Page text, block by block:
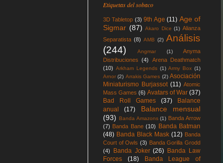
Etiquetas del sobaco
3D Tabletop (3) 9th Age (11) Age of
Sigmar (87) Akaro Dice (1) Alianza
Separatista (8) AMB (2) Análisis
(244)
Angmar (1)
Anyma
Distribuciones
(4)
Arena Deathmatch
(10) Arkham Legends (1) Army Box (1)
Arnor (2) Arrakis Games (2) Asociación
Miniaturismo Burjassot (11) Atomic
Mass Games (6) Avatars of War (37)
Bad Roll Games
(37)
Balance
anual
(17)
Balance mensual
(93)
Banda Amazons (1) Banda Arrow
(7) Banda Bane (10)
Banda Batman
(48) Banda Black Mask (12) Banda
Court of Owls (3) Banda Gorilla Grodd
(4)
Banda Joker (26) Banda Law
Forces
(18)
Banda League of